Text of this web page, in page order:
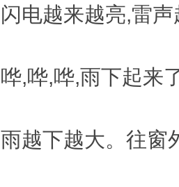
闪电越来越亮,雷
哗,哗,哗,雨下起来
雨越下越大。往窗